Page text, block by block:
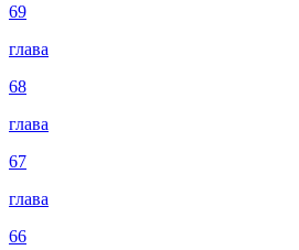
69
глава
68
глава
67
глава
66